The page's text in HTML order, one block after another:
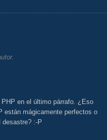
en el último párrafo. ¿Eso
están mágicamente perfectos o
desastre? :-P